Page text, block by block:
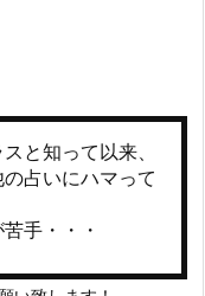
と知って以来、
占いにハマって
手・・・